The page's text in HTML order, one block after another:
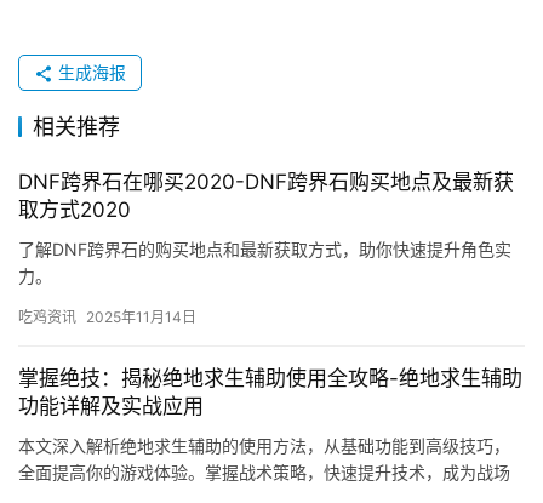
生成海报
相关推荐
DNF跨界石在哪买2020-DNF跨界石购买地点及最新获
取方式2020
了解DNF跨界石的购买地点和最新获取方式，助你快速提升角色实
力。
吃鸡资讯 2025年11月14日
掌握绝技：揭秘绝地求生辅助使用全攻略-绝地求生辅助
功能详解及实战应用
本文深入解析绝地求生辅助的使用方法，从基础功能到高级技巧，
全面提高你的游戏体验。掌握战术策略，快速提升技术，成为战场